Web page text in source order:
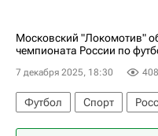
Московский "Локомотив"
чемпионата России по
7 декабря 2025, 18:30 408
Футбол Спорт
Алексей Батраков